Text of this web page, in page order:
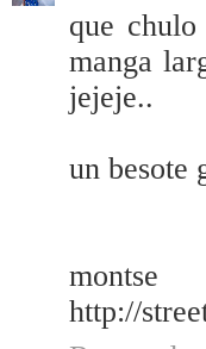
que
manga
jejeje..
un besote
montse
http://